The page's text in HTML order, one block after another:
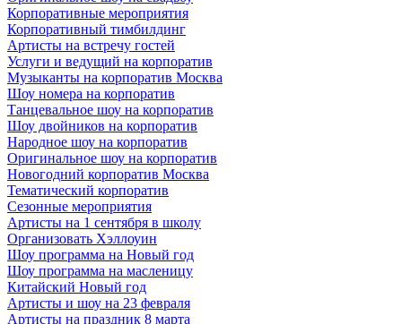
Корпоративные мероприятия
Корпоративный тимбилдинг
Артисты на встречу гостей
Услуги и ведущий на корпоратив
Музыканты на корпоратив Москва
Шоу номера на корпоратив
Танцевальное шоу на корпоратив
Шоу двойников на корпоратив
Народное шоу на корпоратив
Оригинальное шоу на корпоратив
Новогодний корпоратив Москва
Тематический корпоратив
Сезонные мероприятия
Артисты на 1 сентября в школу
Организовать Хэллоуин
Шоу программа на Новый год
Шоу программа на масленицу
Китайский Новый год
Артисты и шоу на 23 февраля
Артисты на праздник 8 марта